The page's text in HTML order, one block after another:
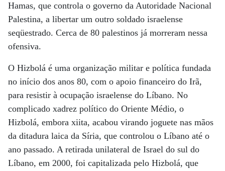
Hamas, que controla o governo da Autoridade Nacional
Palestina, a libertar um outro soldado israelense
seqüestrado. Cerca de 80 palestinos já morreram nessa
ofensiva.
O Hizbolá é uma organização militar e política fundada
no início dos anos 80, com o apoio financeiro do Irã,
para resistir à ocupação israelense do Líbano. No
complicado xadrez político do Oriente Médio, o
Hizbolá, embora xiita, acabou virando joguete nas mãos
da ditadura laica da Síria, que controlou o Líbano até o
ano passado. A retirada unilateral de Israel do sul do
Líbano, em 2000, foi capitalizada pelo Hizbolá, que